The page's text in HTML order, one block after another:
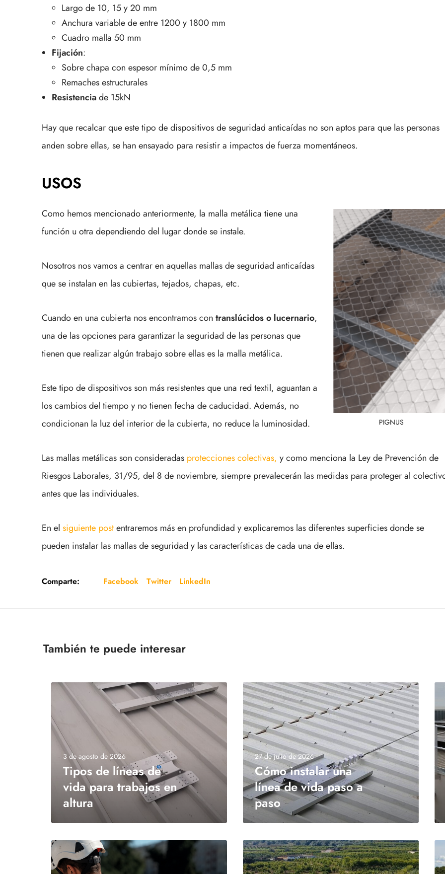
Largo de 10, 15 y 20 mm
Anchura variable de entre 1200 y 1800 mm
Cuadro malla 50 mm
Fijación:
Sobre chapa con espesor mínimo de 0,5 mm
Remaches estructurales
Resistenciade 15kN
Hay que recalcar que este tipo de dispositivos de seguridad anticaídas no son aptos para que las personas
anden sobre ellas, se han ensayado para resistir a impactos de fuerza momentáneos.
USOS
PIGNUS
Como hemos mencionado anteriormente, la malla metálica tiene una
función u otra dependiendo del lugar donde se instale.
Nosotros nos vamos a centrar en aquellas mallas de seguridad anticaídas
que se instalan en las cubiertas, tejados, chapas, etc.
Cuando en una cubierta nos encontramos con translúcidos o lucernario,
una de las opciones para garantizar la seguridad de las personas que
tienen que realizar algún trabajo sobre ellas es la malla metálica.
Este tipo de dispositivos son más resistentes que una red textil, aguantan a
los cambios del tiempo y no tienen fecha de caducidad. Además, no
condicionan la luz del interior de la cubierta, no reduce la luminosidad.
Las mallas metálicas son consideradas protecciones colectivas, y como menciona la Ley de Prevención de
Riesgos Laborales, 31/95, del 8 de noviembre, siempre prevalecerán las medidas para proteger al
antes que las individuales.
En el siguiente postentraremos más en profundidad y explicaremos las diferentes superficies donde se
pueden instalar las mallas de seguridad y las características de cada una de ellas.
Comparte: Facebook Twitter LinkedIn
También te puede interesar
3 de agosto de 2026
Tipos de líneas de
vida para trabajos en
altura
27 de julio de 2026
Cómo instalar una
línea de vida paso a
paso